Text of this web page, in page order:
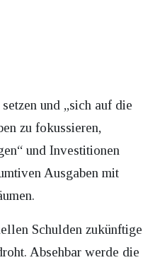
und „sich auf die
zu fokussieren,
und Investitionen
Ausgaben mit
Schulden zukünftige
Absehbar werde die